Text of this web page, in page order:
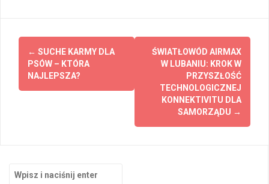
Zobacz
wpisy
← SUCHE KARMY DLA
PSÓW – KTÓRA
NAJLEPSZA?
ŚWIATŁOWÓD AIRMAX
W LUBANIU: KROK W
PRZYSZŁOŚĆ
TECHNOLOGICZNEJ
KONNEKTIVITU DLA
SAMORZĄDU →
Szukaj: